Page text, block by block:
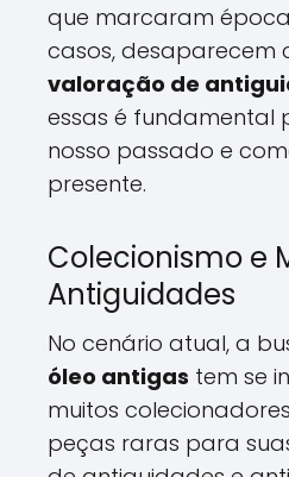
que marcaram
casos, desaparecem
valoração de
essas é fundamental
nosso passado e
presente.
Colecionismo e
Antiguidades
No cenário atual, a
óleo antigas tem se
muitos
peças raras para